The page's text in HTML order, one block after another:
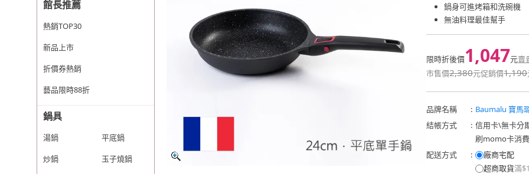
館長推薦
熱銷TOP30
新品上市
折價券熱銷
藝品限時88折
鍋具
湯鍋
平底鍋
炒鍋
玉子燒鍋
鍋身可進烤箱和洗碗機
無油料理最佳幫手
限時折後價1,047元賣
市售價2,380元促銷價1,190
品牌名稱 : Baumalu 寶馬
結帳方式
: 信用卡\無卡分
刷momo卡消
配送方式
:
廠商宅配
超商取貨滿